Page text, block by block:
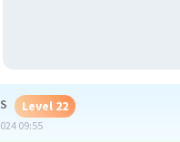
Level 22
09:55